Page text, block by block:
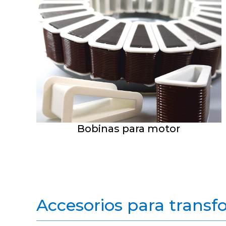
Bobinas para motor
Accesorios para